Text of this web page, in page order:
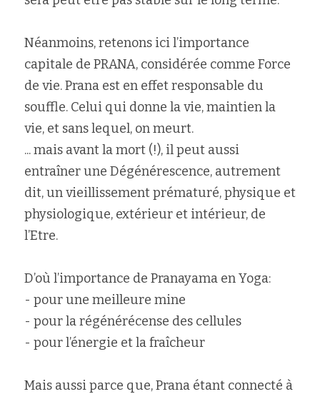
Néanmoins, retenons ici l’importance
capitale de PRANA, considérée comme Force
de vie. Prana est en effet responsable du
souffle. Celui qui donne la vie, maintien la
vie, et sans lequel, on meurt.
... mais avant la mort (!), il peut aussi
entraîner une Dégénérescence, autrement
dit, un vieillissement prématuré, physique et
physiologique, extérieur et intérieur, de
l’Etre.
D’où l’importance de Pranayama en Yoga:
- pour une meilleure mine
- pour la régénérécense des cellules
- pour l’énergie et la fraîcheur
Mais aussi parce que, Prana étant connecté à